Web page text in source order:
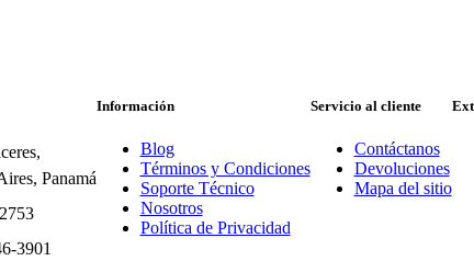
Panamá
3901
Información
Blog
Términos y Condiciones
Soporte Técnico
Nosotros
Política de Privacidad
Servicio al cliente
Contáctanos
Devoluciones
Mapa del sitio